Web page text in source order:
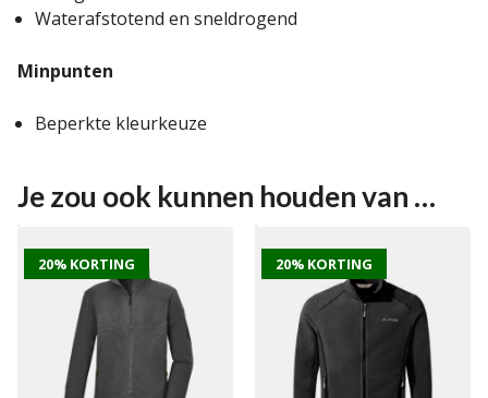
Waterafstotend en sneldrogend
Minpunten
Beperkte kleurkeuze
Je zou ook kunnen houden van …
20% KORTING 20% KORTING